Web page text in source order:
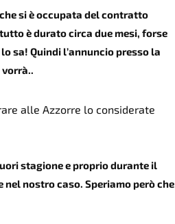
si è occupata del contratto
è durato circa due mesi, forse
sa! Quindi l’annuncio presso la
vorrà..
alle Azzorre lo considerate
stagione e proprio durante il
nostro caso. Speriamo però che